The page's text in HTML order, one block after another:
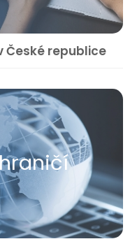
České republice